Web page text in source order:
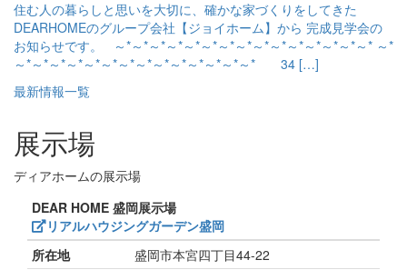
住む人の暮らしと思いを大切に、確かな家づくりをしてきた
DEARHOMEのグループ会社【ジョイホーム】から 完成見学会の
お知らせです。 ～*～*～*～*～*～*～*～*～*～*～*～*～*～*～* ～*
～*～*～*～*～*～*～*～*～*～*～*～*～*～* 34 […]
最新情報一覧
展示場
ディアホームの展示場
DEAR HOME 盛岡展示場
リアルハウジングガーデン盛岡
所在地
盛岡市本宮四丁目44-22